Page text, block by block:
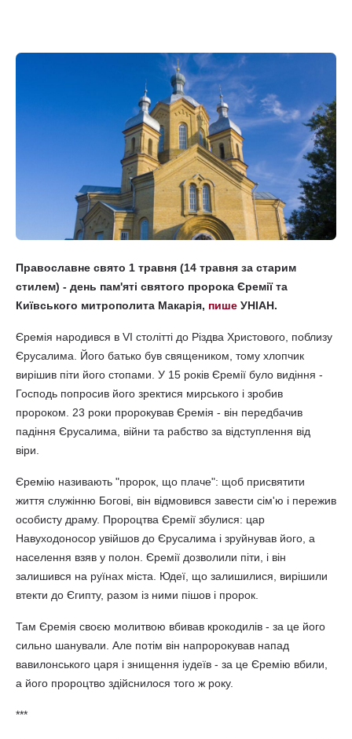
Православне свято 1 травня (14 травня за старим
стилем) - день пам'яті святого пророка Єремії та
Київського митрополита Макарія, пише УНІАН.
Єремія народився в VI столітті до Різдва Христового, поблизу
Єрусалима. Його батько був священиком, тому хлопчик
вирішив піти його стопами. У 15 років Єремії було видіння -
Господь попросив його зректися мирського і зробив
пророком. 23 роки пророкував Єремія - він передбачив
падіння Єрусалима, війни та рабство за відступлення від
віри.
Єремію називають "пророк, що плаче": щоб присвятити
життя служінню Богові, він відмовився завести сім'ю і пережив
особисту драму. Пророцтва Єремії збулися: цар
Навуходоносор увійшов до Єрусалима і зруйнував його, а
населення взяв у полон. Єремії дозволили піти, і він
залишився на руїнах міста. Юдеї, що залишилися, вирішили
втекти до Єгипту, разом із ними пішов і пророк.
Там Єремія своєю молитвою вбивав крокодилів - за це його
сильно шанували. Але потім він напророкував напад
вавилонського царя і знищення іудеїв - за це Єремію вбили,
а його пророцтво здійснилося того ж року.
***